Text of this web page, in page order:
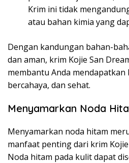
Krim ini tidak
atau bahan kimia yang
Dengan kandungan bahan-
dan aman, krim Kojie San
membantu Anda
bercahaya, dan sehat.
Menyamarkan Noda
Menyamarkan noda hitam
manfaat penting dari krim
Noda hitam pada kulit dapat